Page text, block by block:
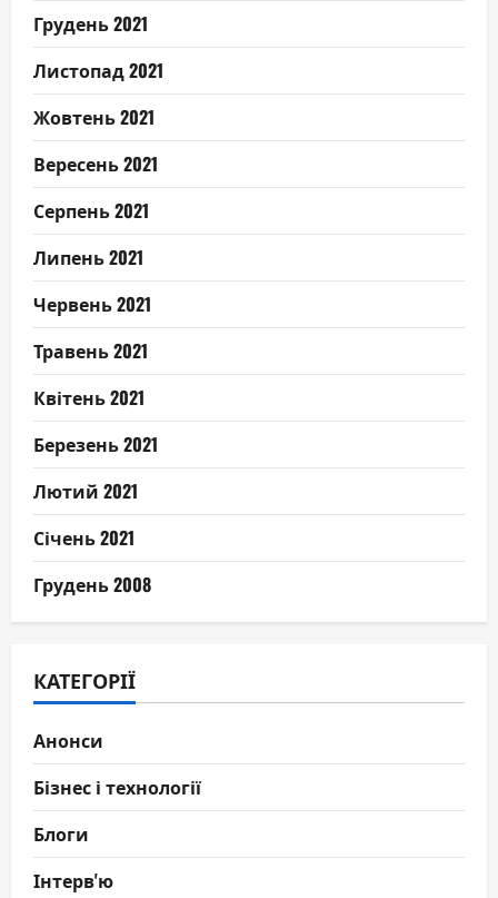
Грудень 2021
Листопад 2021
Жовтень 2021
Вересень 2021
Серпень 2021
Липень 2021
Червень 2021
Травень 2021
Квітень 2021
Березень 2021
Лютий 2021
Січень 2021
Грудень 2008
КАТЕГОРІЇ
Анонси
Бізнес і технології
Блоги
Інтерв'ю